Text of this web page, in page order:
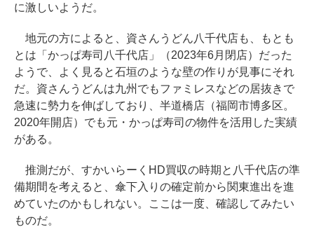
に激しいようだ。
地元の方によると、資さんうどん八千代店も、もとも
とは「かっぱ寿司八千代店」（2023年6月閉店）だった
ようで、よく見ると石垣のような壁の作りが見事にそれ
だ。資さんうどんは九州でもファミレスなどの居抜きで
急速に勢力を伸ばしており、半道橋店（福岡市博多区。
2020年開店）でも元・かっぱ寿司の物件を活用した実績
がある。
推測だが、すかいらーくHD買収の時期と八千代店の準
備期間を考えると、傘下入りの確定前から関東進出を進
めていたのかもしれない。ここは一度、確認してみたい
ものだ。